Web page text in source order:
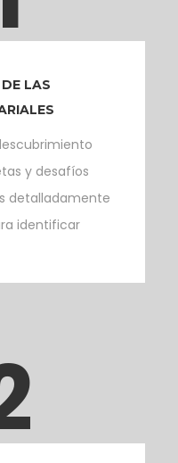
LAS
y desafíos
detalladamente
identificar